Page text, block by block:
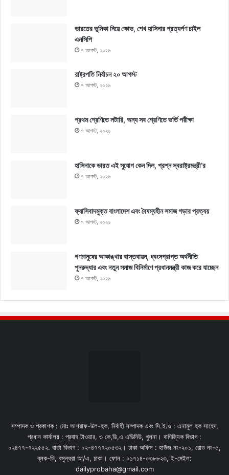
ভারতের ভূমিকা নিয়ে ক্ষোভ, শেখ হাসিনার প্রত্যর্পণ চাইল
এনসিপি
৭ আগস্ট, ২০২৬
রাষ্ট্রপতি নির্বাচন ২০ আগস্ট
৭ আগস্ট, ২০২৬
প্রথম শ্রেণিতে লটারি, অন্য সব শ্রেণিতে ভর্তি পরীক্ষা
৭ আগস্ট, ২০২৬
হাসিনাকে ভারত এই সুযোগ কেন দিল, প্রশ্ন স্বরাষ্ট্রমন্ত্রী’র
৭ আগস্ট, ২০২৬
ফ্যাসিবাদমুক্ত বাংলাদেশ এবং বৈষম্যহীন সমাজ গড়ার প্রত্যয়
৭ আগস্ট, ২০২৬
গণমানুষের আকাঙ্খার বাস্তবায়ন, ধ্বংসপ্রাপ্ত অর্থনীতি
পুনরুদ্ধার এবং নতুন সমাজ বিনির্মাণে প্রধানমন্ত্রী কাজ করে যাচ্ছেন
৭ আগস্ট, ২০২৬
সম্পাদক ও প্রকাশক : মোঃ আশরাফ-উল-হক, নির্বাহী সম্পাদক এবং সি.ই.ও : এনামুল হক সাহেদ,
প্রধান কার্যালয় : প্রবাহ টাওয়ার, ৩ কে,ডি,এ এভিনিউ, খুলনা। বাণিজ্যিক বিভাগ :
০২৪৭৭-৭২২৫৫২. বার্তা বিভাগ : ০২-৪৭৭৭২০৫৩২। ঢাকা অফিস : হাউজ নং-২০১, রোড নং-৫,
ব্লক-ডি, বসুন্ধরা আ/এ, ঢাকা। ফোন : ০১৭১৪-০৩৮৮২৩, ই-মেইল:
dailyprobaha@gmail.com